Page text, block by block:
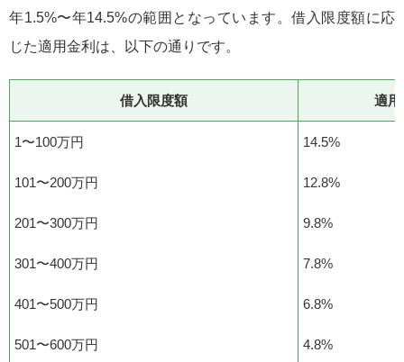
年1.5%〜年14.5%の範囲となっています。借入限度額に応
じた適用金利は、以下の通りです。
借入限度額 適
1〜100万円 14.5%
101〜200万円 12.8%
201〜300万円 9.8%
301〜400万円 7.8%
401〜500万円 6.8%
501〜600万円 4.8%